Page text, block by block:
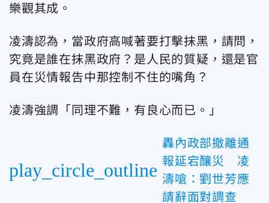
樂觀其成。
凌濤認為，當政府高喊著要打擊抹黑，請問，
究竟是誰在抹黑政府？是人民的質疑，還是官
員在災情報告中那控制不住的嘴角？
凌濤強調「同理不難，有良心而已。」
play_circle_outline
轟內政部撤離通
報延宕釀災 凌
濤嗆：劉世芳應
請辭面對調查